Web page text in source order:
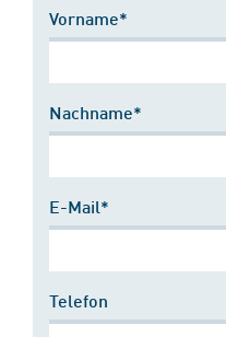
Vorname*
Nachname*
E-Mail*
Telefon